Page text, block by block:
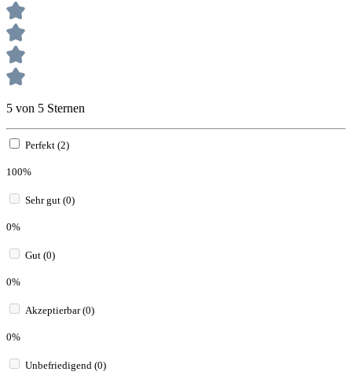
5 von 5 Sternen
Perfekt (2)
100%
Sehr gut (0)
0%
Gut (0)
0%
Akzeptierbar (0)
0%
Unbefriedigend (0)